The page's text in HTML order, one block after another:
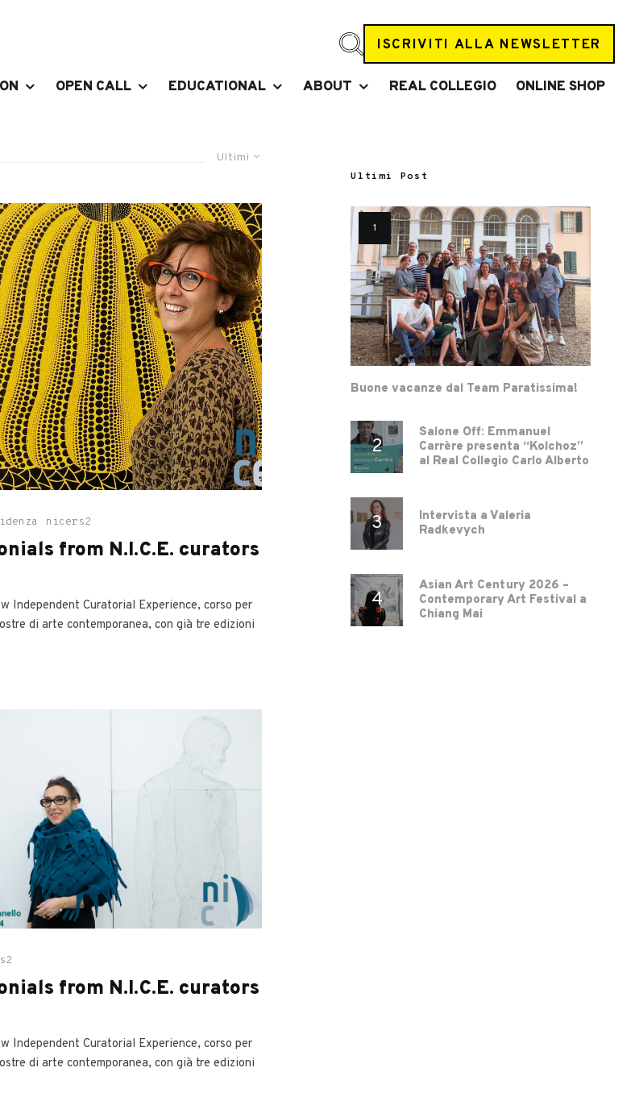
ISCRIVITI ALLA NEWSLETTER
OPEN CALL EDUCATIONAL ABOUT REAL COLLEGIO ONLINE SHOP
Ultimi
nicers2
from N.I.C.E. curators
Independent Curatorial Experience, corso per
di arte contemporanea, con già tre edizioni
from N.I.C.E. curators
Independent Curatorial Experience, corso per
di arte contemporanea, con già tre edizioni
Ultimi Post
Buone vacanze dal Team Paratissima!
Salone Off: Emmanuel
Carrère presenta “Kolchoz”
al Real Collegio Carlo Alberto
Intervista a Valeria
Radkevych
Asian Art Century 2026 –
Contemporary Art Festival a
Chiang Mai